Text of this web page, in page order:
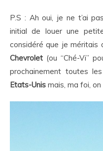
P.S : Ah oui, je ne t’ai
initial de louer une
considéré que je méritais
Chevrolet (ou “Ché-Vi”
prochainement toutes
Etats-Unis mais, ma foi, on